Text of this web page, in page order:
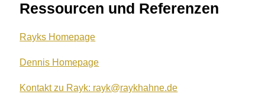
Ressourcen und Referenzen
Rayks Homepage
Dennis Homepage
Kontakt zu Rayk: rayk@raykhahne.de